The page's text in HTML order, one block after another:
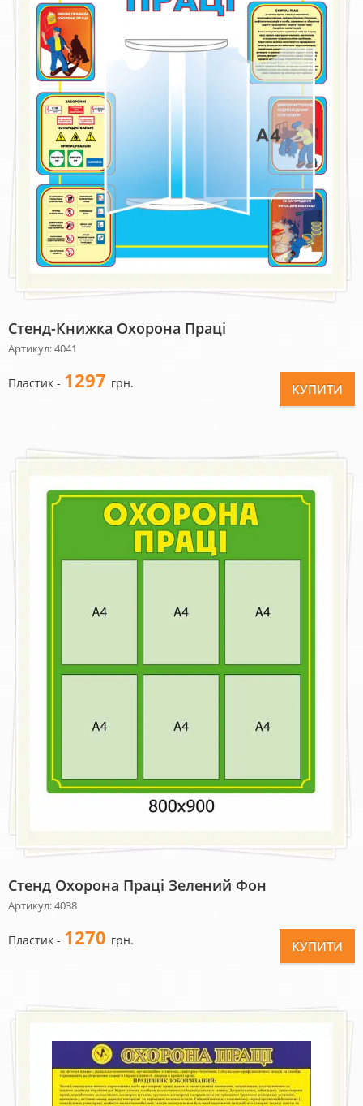
Стенд-Книжка Охорона Праці
Артикул: 4041
Пластик - 1297 грн. КУПИТИ
Стенд Охорона Праці Зелений Фон
Артикул: 4038
Пластик - 1270 грн. КУПИТИ